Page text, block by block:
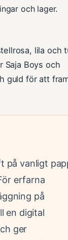
och lager.
lila och
Saja Boys och
guld för att
på vanligt
erfarna
på
en digital
ger